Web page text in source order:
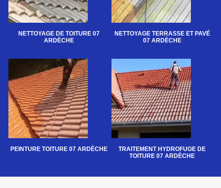
NETTOYAGE DE TOITURE 07
ARDÈCHE
NETTOYAGE TERRASSE ET PAVÉ
07 ARDÈCHE
PEINTURE TOITURE 07 ARDÈCHE
TRAITEMENT HYDROFUGE DE
TOITURE 07 ARDÈCHE